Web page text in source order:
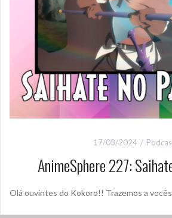
17/03/2024
AnimeSphere 227:
Olá ouvintes do Kokoro!! Trazemos a